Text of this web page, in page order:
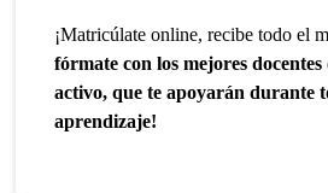
¡Matricúlate online, recibe todo el
fórmate con los mejores
activo, que te apoyarán durante
aprendizaje!